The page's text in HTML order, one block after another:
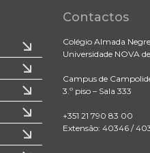
Contactos
Colégio Almada
Universidade NOVA
Campus de
3.º piso – Sala 333
+351 21 790 83 00
Extensão: 40346 /